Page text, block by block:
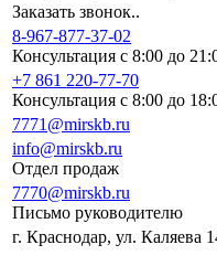
Заказать звонок..
8-967-877-37-02
Консультация с 8:00 до
+7 861 220-77-70
Консультация с 8:00 до
7771@mirskb.ru
info@mirskb.ru
Отдел продаж
7770@mirskb.ru
Письмо руководителю
г. Краснодар, ул. Каляева